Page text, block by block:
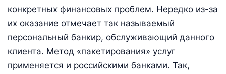
конкретных финансовых проблем. Нередко из-за
их оказание отмечает так называемый
персональный банкир, обслуживающий данного
клиента. Метод «пакетирования» услуг
применяется и российскими банками. Так,